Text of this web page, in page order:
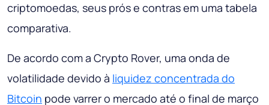
criptomoedas, seus prós e contras em uma tabela
comparativa.
De acordo com a Crypto Rover, uma onda de
volatilidade devido à liquidez concentrada do
Bitcoin pode varrer o mercado até o final de março